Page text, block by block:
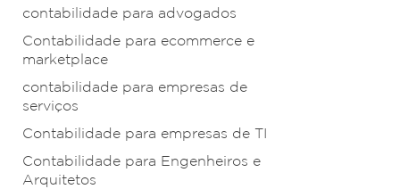
contabilidade para advogados
Contabilidade para ecommerce e
marketplace
contabilidade para empresas de
serviços
Contabilidade para empresas de TI
Contabilidade para Engenheiros e
Arquitetos